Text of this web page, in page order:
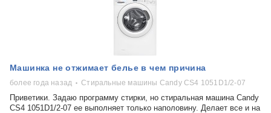
Машинка не отжимает белье в чем причина
более года назад Стиральные машины Candy CS4 1051D1/2-07
Приветики. Задаю программу стирки, но стиральная машина Candy
CS4 1051D1/2-07 ее выполняет только наполовину. Делает все и на